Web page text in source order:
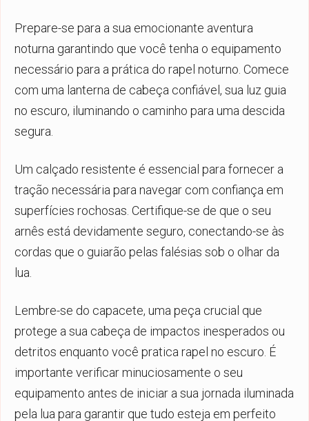
Prepare-se para a sua emocionante aventura
noturna garantindo que você tenha o equipamento
necessário para a prática do rapel noturno. Comece
com uma lanterna de cabeça confiável, sua luz guia
no escuro, iluminando o caminho para uma descida
segura.
Um calçado resistente é essencial para fornecer a
tração necessária para navegar com confiança em
superfícies rochosas. Certifique-se de que o seu
arnês está devidamente seguro, conectando-se às
cordas que o guiarão pelas falésias sob o olhar da
lua.
Lembre-se do capacete, uma peça crucial que
protege a sua cabeça de impactos inesperados ou
detritos enquanto você pratica rapel no escuro. É
importante verificar minuciosamente o seu
equipamento antes de iniciar a sua jornada iluminada
pela lua para garantir que tudo esteja em perfeito